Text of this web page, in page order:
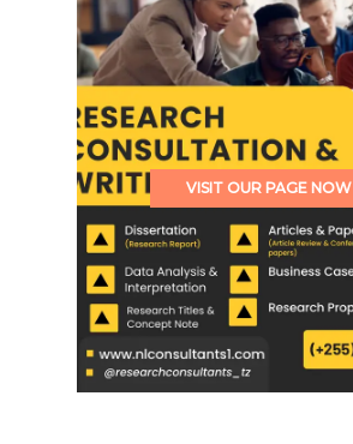
VISIT OUR PAGE NOW